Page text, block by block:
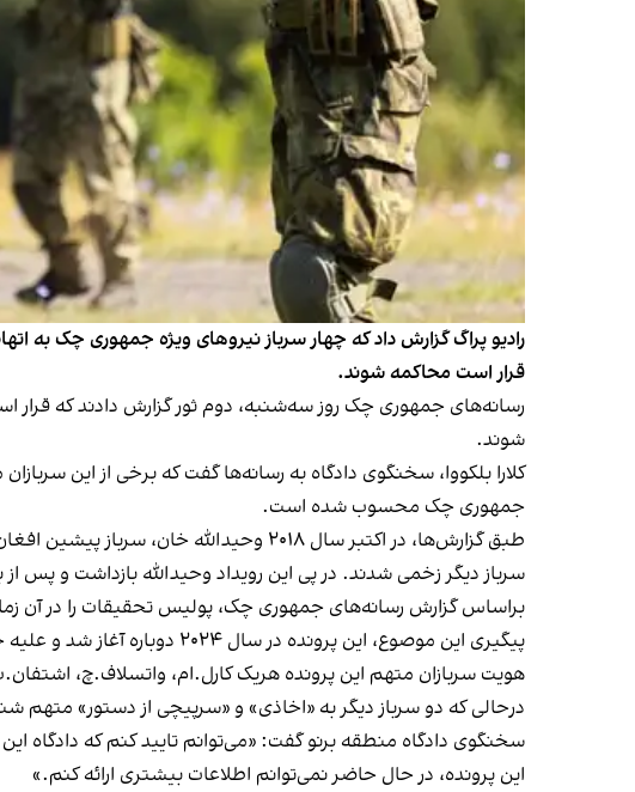
قرار است محاکمه شوند.
رسانه‌های جمهوری چک روز سه‌شنبه، دوم ثور گزارش دادند که قرار
شوند.
کلارا بلکووا، سخنگوی دادگاه به رسانه‌ها گفت که برخی از این
جمهوری چک محسوب شده است.
طبق گزارش‌ها، در اکتبر سال ۲۰۱۸
سرباز دیگر زخمی شدند. در پی این رویداد وحید‌الله بازداشت و پس
پیگیری این موصوع، این پرونده در سال ۲۰۲۴ دوباره آغاز شد و علیه چهار سرباز کیفرخواست صادر شد.
هویت سربازان متهم این پرونده هریک کارل.‌ام، واتسلاف.چ،
درحالی که دو سرباز دیگر به «اخاذی» و «سرپیچی از دستور» متهم
سخنگوی دادگاه منطقه برنو گفت: «می‌توانم تایید کنم که دادگاه
این پرونده، در حال حاضر نمی‌توانم اطلاعات بیشتری ارائه کنم.»